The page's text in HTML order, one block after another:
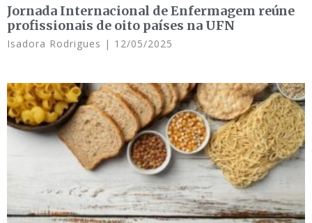
Jornada Internacional de Enfermagem reúne
profissionais de oito países na UFN
Isadora Rodrigues 12/05/2025